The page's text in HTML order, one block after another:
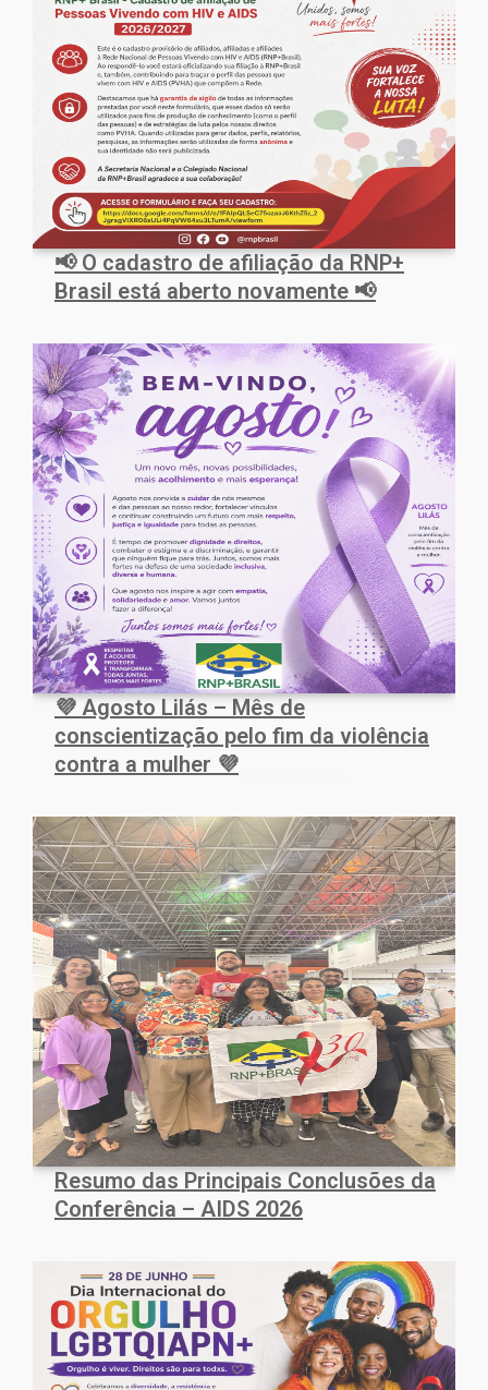
📢 O cadastro de afiliação da RNP+
Brasil está aberto novamente 📢
💜 Agosto Lilás – Mês de
conscientização pelo fim da violência
contra a mulher 💜
Resumo das Principais Conclusões da
Conferência – AIDS 2026